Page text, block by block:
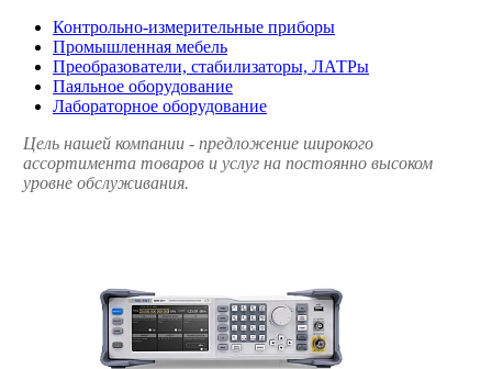
Контрольно-измерительные приборы
Промышленная мебель
Преобразователи, стабилизаторы, ЛАТРы
Паяльное оборудование
Лабораторное оборудование
Цель нашей компании - предложение широкого
ассортимента товаров и услуг на постоянно высоком
уровне обслуживания.